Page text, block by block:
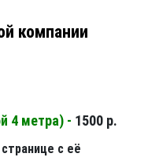
компании
4 метра) - 1500 р.
с её